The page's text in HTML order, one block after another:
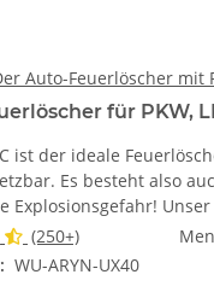
Auto-Feuerlöscher mit
für PKW,
ist der ideale
Es besteht also
Explosionsgefahr!
(250+)
WU-ARYN-UX40